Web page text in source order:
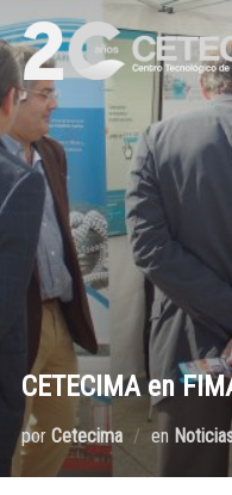
CETECIMA en
por Cetecima en